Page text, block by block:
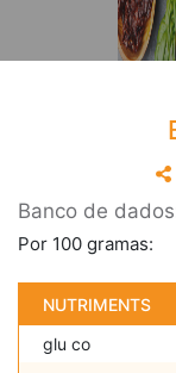
Banco de
Por 100 gramas:
NUTRIMENTS
glu co